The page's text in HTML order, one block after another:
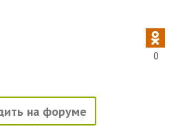
0
на форуме